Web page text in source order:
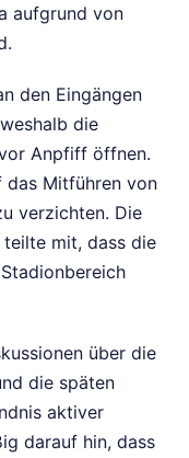
aufgrund von
den Eingängen
die
Anpfiff öffnen.
das Mitführen von
verzichten. Die
mit, dass die
über die
die späten
aktiver
darauf hin, dass